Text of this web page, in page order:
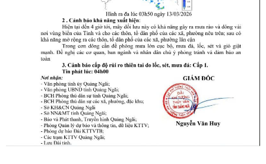
PHÒNG CHỐNG THIÊN TAI - TKCN
Văn bản chỉ đạo, điều hành
Hoạt động PCTT, TKCN
Quỹ Phòng, chống thiên tai
THỦY LỢI, ĐÊ ĐIỀU, NSNT
Phương án Ứng phó THKC các hồ chứa nước